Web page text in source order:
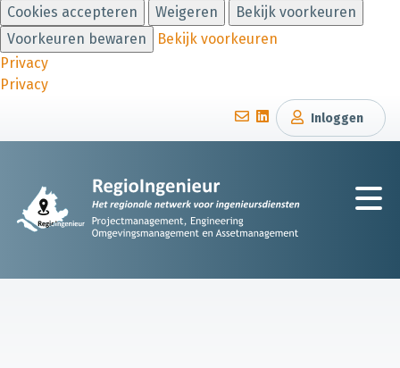
Cookies accepteren
Weigeren
Bekijk voorkeuren
Voorkeuren bewaren
Bekijk voorkeuren
Privacy
Privacy
Inloggen